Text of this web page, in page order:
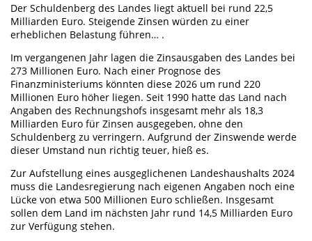
Der Schuldenberg des Landes liegt aktuell bei rund 22,5
Milliarden Euro. Steigende Zinsen würden zu einer
erheblichen Belastung führen… .
Im vergangenen Jahr lagen die Zinsausgaben des Landes bei
273 Millionen Euro. Nach einer Prognose des
Finanzministeriums könnten diese 2026 um rund 220
Millionen Euro höher liegen. Seit 1990 hatte das Land nach
Angaben des Rechnungshofs insgesamt mehr als 18,3
Milliarden Euro für Zinsen ausgegeben, ohne den
Schuldenberg zu verringern. Aufgrund der Zinswende werde
dieser Umstand nun richtig teuer, hieß es.
Zur Aufstellung eines ausgeglichenen Landeshaushalts 2024
muss die Landesregierung nach eigenen Angaben noch eine
Lücke von etwa 500 Millionen Euro schließen. Insgesamt
sollen dem Land im nächsten Jahr rund 14,5 Milliarden Euro
zur Verfügung stehen.